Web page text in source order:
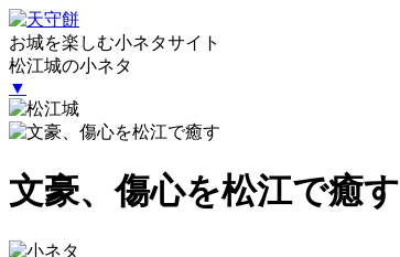
お城を楽しむ小ネタサイト
松江城の小ネタ
▼
文豪、傷心を松江で癒す